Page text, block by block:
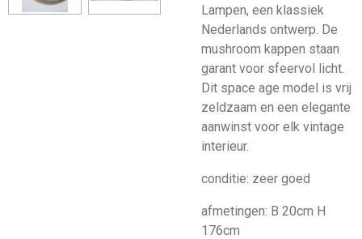
Lampen, een klassiek
Nederlands ontwerp. De
mushroom kappen staan
garant voor sfeervol licht.
Dit space age model is vrij
zeldzaam en een elegante
aanwinst voor elk vintage
interieur.
conditie: zeer goed
afmetingen: B 20cm H
176cm